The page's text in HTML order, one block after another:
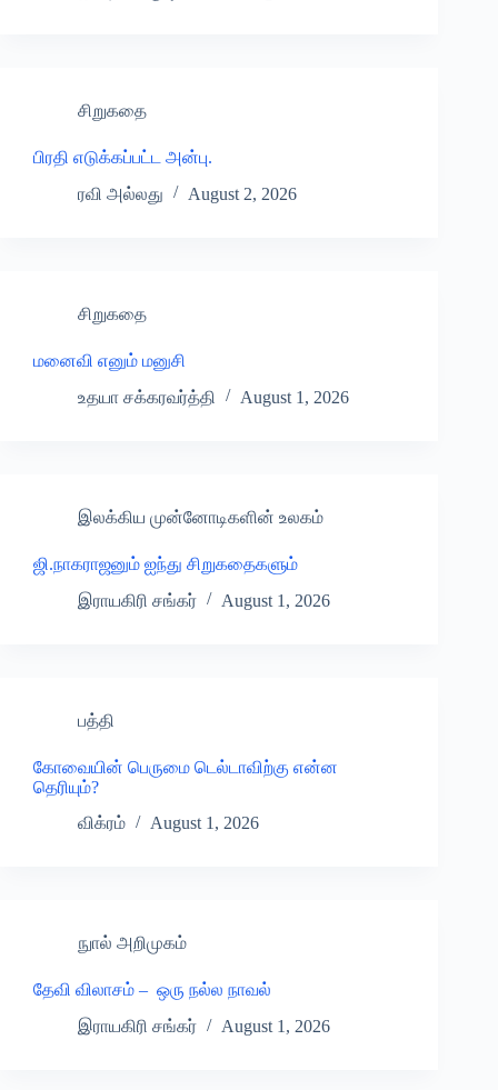
சிறுகதை
பிரதி எடுக்கப்பட்ட அன்பு.
ரவி அல்லது
August 2, 2026
சிறுகதை
மனைவி எனும் மனுசி
உதயா சக்கரவர்த்தி
August 1, 2026
இலக்கிய முன்னோடிகளின் உலகம்
ஜி.நாகராஜனும் ஐந்து சிறுகதைகளும்
இராயகிரி சங்கர்
August 1, 2026
பத்தி
கோவையின் பெருமை டெல்டாவிற்கு என்ன
தெரியும்?
விக்ரம்
August 1, 2026
நுால் அறிமுகம்
தேவி விலாசம் – ஒரு நல்ல நாவல்
இராயகிரி சங்கர்
August 1, 2026